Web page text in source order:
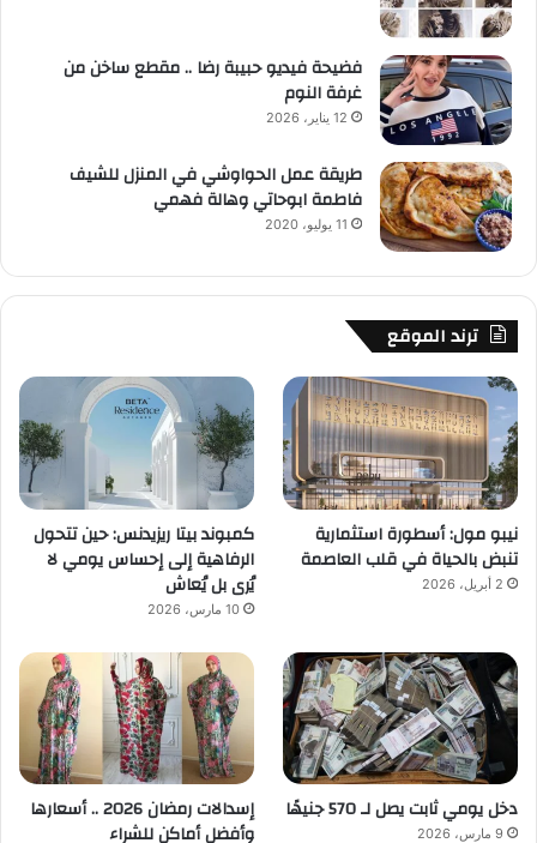
فضيحة فيديو حبيبة رضا .. مقطع ساخن من
غرفة النوم
12 يناير، 2026
طريقة عمل الحواوشي في المنزل للشيف
فاطمة ابوحاتي وهالة فهمي
11 يوليو، 2020
ترند الموقع
نيبو مول: أسطورة استثمارية
تنبض بالحياة في قلب العاصمة
2 أبريل، 2026
كمبوند بيتا ريزيدنس: حين تتحول
الرفاهية إلى إحساس يومي لا
يُرى بل يُعاش
10 مارس، 2026
دخل يومي ثابت يصل لـ 570 جنيهًا
9 مارس، 2026
إسدالات رمضان 2026 .. أسعارها
وأفضل أماكن للشراء